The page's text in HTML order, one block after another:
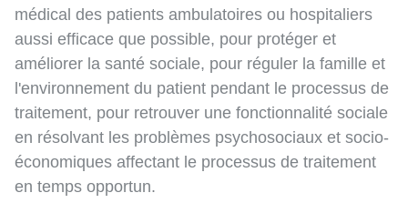
médical des patients ambulatoires ou hospitaliers
aussi efficace que possible, pour protéger et
améliorer la santé sociale, pour réguler la famille et
l'environnement du patient pendant le processus de
traitement, pour retrouver une fonctionnalité sociale
en résolvant les problèmes psychosociaux et socio-
économiques affectant le processus de traitement
en temps opportun.